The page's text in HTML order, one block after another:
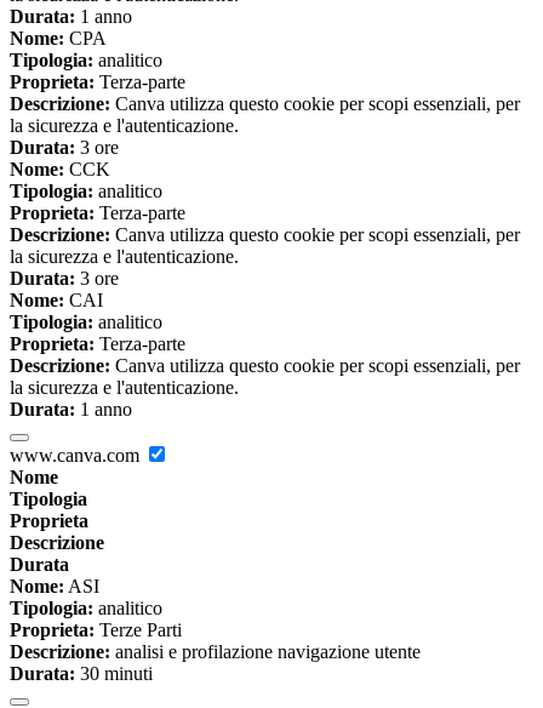
Durata: 1 anno
Nome: CPA
Tipologia: analitico
Proprieta: Terza-parte
Descrizione: Canva utilizza questo cookie per scopi essenziali, per
la sicurezza e l'autenticazione.
Durata: 3 ore
Nome: CCK
Tipologia: analitico
Proprieta: Terza-parte
Descrizione: Canva utilizza questo cookie per scopi essenziali, per
la sicurezza e l'autenticazione.
Durata: 3 ore
Nome: CAI
Tipologia: analitico
Proprieta: Terza-parte
Descrizione: Canva utilizza questo cookie per scopi essenziali, per
la sicurezza e l'autenticazione.
Durata: 1 anno
www.canva.com
Nome
Tipologia
Proprieta
Descrizione
Durata
Nome: ASI
Tipologia: analitico
Proprieta: Terze Parti
Descrizione: analisi e profilazione navigazione utente
Durata: 30 minuti